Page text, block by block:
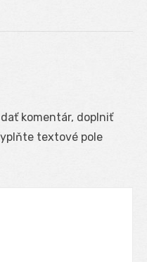
komentár, doplniť
textové pole